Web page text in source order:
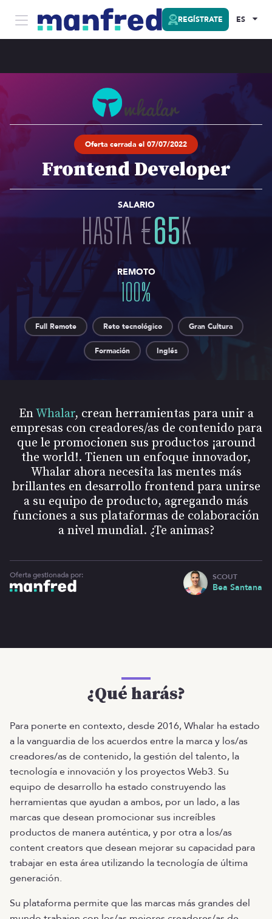
REGÍSTRATE ES
Oferta cerrada el 07/07/2022
Frontend Developer
SALARIO
HASTA€65K
REMOTO
100%
Full Remote Reto tecnológico Gran Cultura
Formación Inglés
EnWhalar, crean herramientas para unir a
empresas con creadores/as de contenido para
que le promocionen sus productos ¡around
the world!. Tienen un enfoque innovador,
Whalar ahora necesita las mentes más
brillantes en desarrollo frontend para unirse
a su equipo de producto, agregando más
funciones a sus plataformas de colaboración
a nivel mundial. ¿Te animas?
Oferta gestionada por: SCOUT
Bea Santana
¿Qué harás?
Para ponerte en contexto, desde 2016, Whalar ha estado
a la vanguardia de los acuerdos entre la marca y los/as
creadores/as de contenido, la gestión del talento, la
tecnología e innovación y los proyectos Web3. Su
equipo de desarrollo ha estado construyendo las
herramientas que ayudan a ambos, por un lado, a las
marcas que desean promocionar sus increíbles
productos de manera auténtica, y por otra a los/as
content creators que desean mejorar su capacidad para
trabajar en esta área utilizando la tecnología de última
generación.
Su plataforma permite que las marcas más grandes del